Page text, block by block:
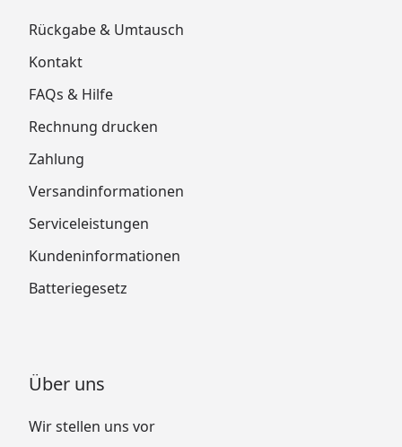
Rückgabe & Umtausch
Kontakt
FAQs & Hilfe
Rechnung drucken
Zahlung
Versandinformationen
Serviceleistungen
Kundeninformationen
Batteriegesetz
Über uns
Wir stellen uns vor